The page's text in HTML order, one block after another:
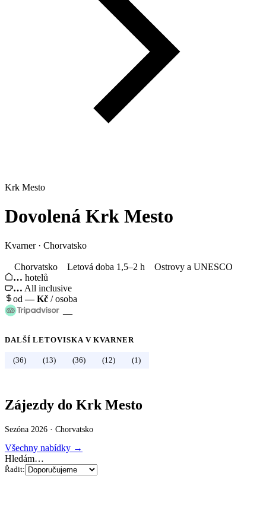
Krk Mesto
Dovolená Krk Mesto
Kvarner· Chorvatsko
Chorvatsko Letová doba 1,5–2 h
Ostrovy a UNESCO
… hotelů
… All inclusive
od—Kč / osoba
—
DALŠÍ LETOVISKA VKVARNER
(36) (13) (36) (12) (1)
Zájezdy do Krk Mesto
Sezóna 2026 · Chorvatsko
Všechny nabídky →
Hledám…
Řadit: